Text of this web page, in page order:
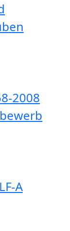
2008
A